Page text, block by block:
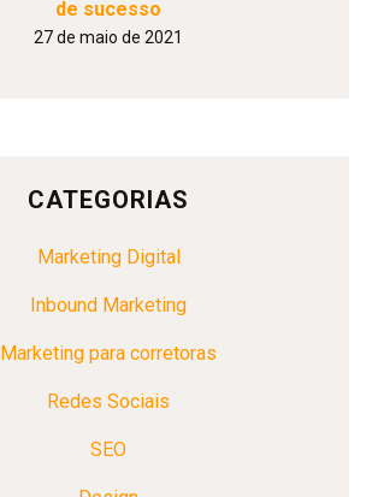
de sucesso
27 de maio de 2021
CATEGORIAS
Marketing Digital
Inbound Marketing
Marketing para corretoras
Redes Sociais
SEO